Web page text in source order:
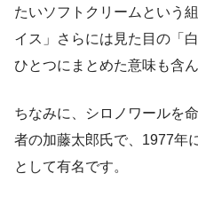
たいソフトクリームという
イス」さらには見た目の「
ひとつにまとめた意味も含
ちなみに、シロノワールを
者の加藤太郎氏で、1977年
として有名です。